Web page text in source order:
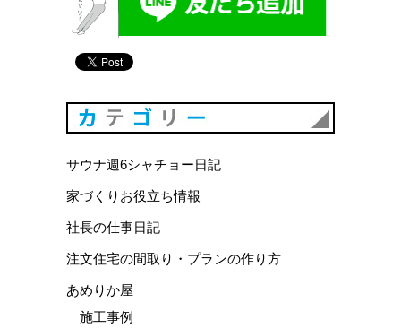
サウナ週6シャチョー日記
家づくりお役立ち情報
社長の仕事日記
注文住宅の間取り・プランの作り方
あめりか屋
施工事例